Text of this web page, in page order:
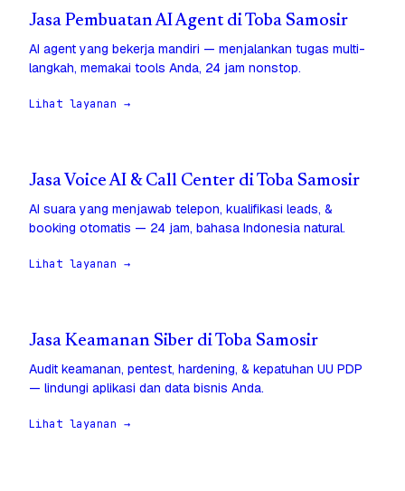
Jasa Pembuatan AI Agent di Toba Samosir
AI agent yang bekerja mandiri — menjalankan tugas multi-
langkah, memakai tools Anda, 24 jam nonstop.
Lihat layanan →
Jasa Voice AI & Call Center di Toba Samosir
AI suara yang menjawab telepon, kualifikasi leads, &
booking otomatis — 24 jam, bahasa Indonesia natural.
Lihat layanan →
Jasa Keamanan Siber di Toba Samosir
Audit keamanan, pentest, hardening, & kepatuhan UU PDP
— lindungi aplikasi dan data bisnis Anda.
Lihat layanan →